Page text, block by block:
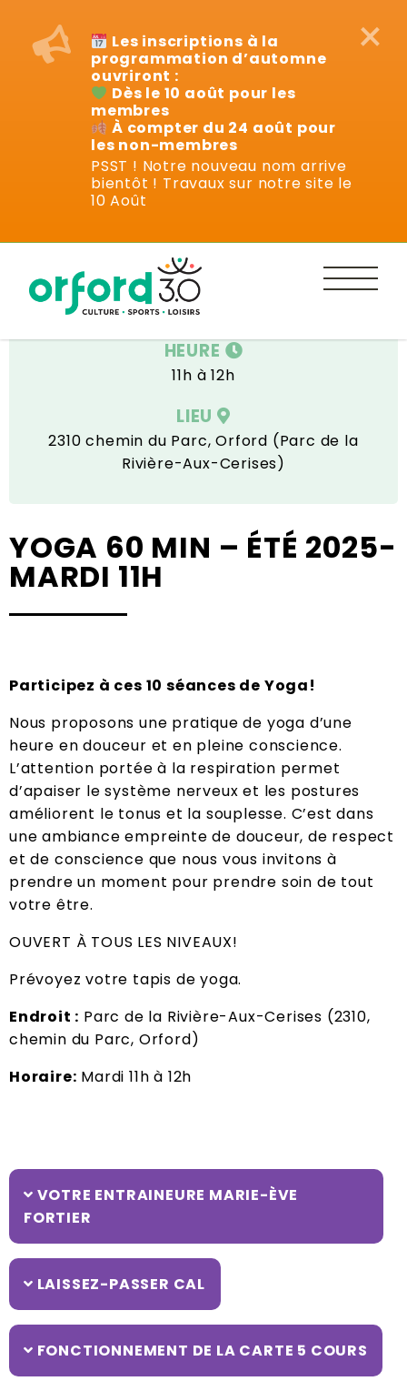
×
Les inscriptions à la
programmation d’automne
ouvriront :
Dès le 10 août pour les
membres
À compter du 24 août pour
les non-membres
PSST ! Notre nouveau nom arrive
bientôt ! Travaux sur notre site le
10 Août
DATE
Mardi 24 juin au 26 août
HEURE
11h à 12h
LIEU
2310 chemin du Parc, Orford (Parc de la
Rivière-Aux-Cerises)
YOGA 60 MIN – ÉTÉ 2025-
MARDI 11H
Participez à ces 10 séances de Yoga!
Nous proposons une pratique de yoga d’une
heure en douceur et en pleine conscience.
L’attention portée à la respiration permet
d’apaiser le système nerveux et les postures
améliorent le tonus et la souplesse. C’est dans
une ambiance empreinte de douceur, de respect
et de conscience que nous vous invitons à
prendre un moment pour prendre soin de tout
votre être.
OUVERT À TOUS LES NIVEAUX!
Prévoyez votre tapis de yoga.
Endroit : Parc de la Rivière-Aux-Cerises (2310,
chemin du Parc, Orford)
Horaire: Mardi 11h à 12h
VOTRE ENTRAINEURE MARIE-ÈVE
FORTIER
LAISSEZ-PASSER CAL
FONCTIONNEMENT DE LA CARTE 5 COURS